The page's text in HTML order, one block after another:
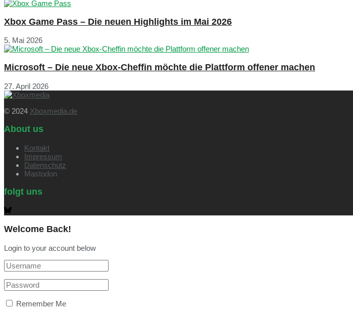
Xbox Game Pass – Die neuen Highlights im Mai 2026
5. Mai 2026
Microsoft – Die neue Xbox-Cheffin möchte die Plattform offener machen
27. April 2026
© 2024 Xboxmedia.de
About us
Kontakt
Impressum
Datenschutz
Mastodon
folgt uns
Welcome Back!
Login to your account below
Remember Me